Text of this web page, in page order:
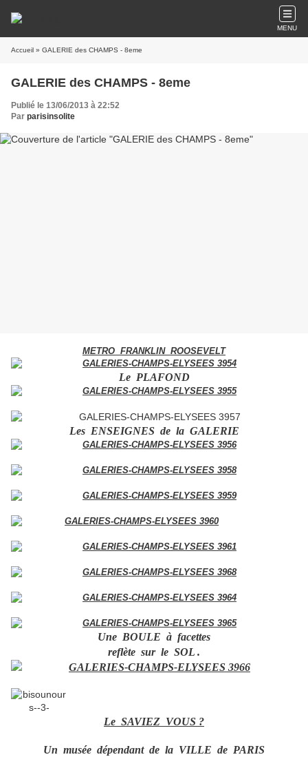
MENU
Accueil » GALERIE des CHAMPS - 8eme
GALERIE des CHAMPS - 8eme
Publié le 13/06/2013 à 22:52
Par parisinsolite
METRO FRANKLIN ROOSEVELT
Le PLAFOND
Les ENSEIGNES de la GALERIE
Une BOULE à facettes
reflète sur le SOL .
Le SAVIEZ VOUS ?
Un musée dépendant de la VILLE de PARIS